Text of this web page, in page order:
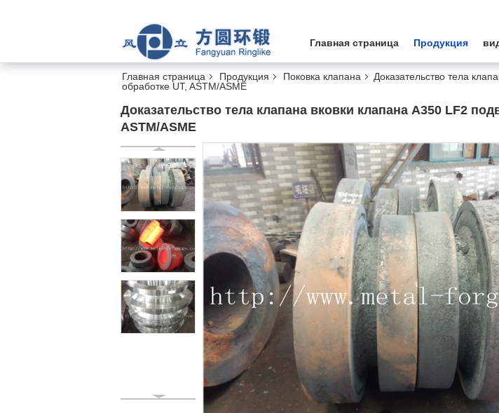
Главная страница Продукция
Главная страница Продукция Поковка клапана
Доказательство тела
обработке UT, ASTM/ASME
Доказательство тела клапана вковки клапана A350 LF2
ASTM/ASME